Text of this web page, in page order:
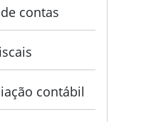
contas
contábil